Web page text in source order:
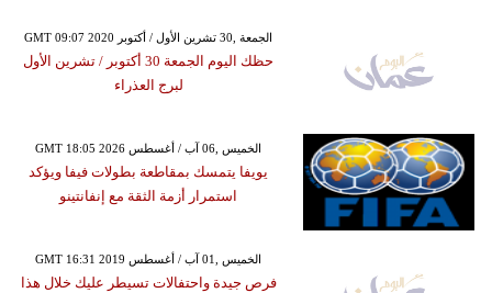
GMT 09:07 2020 الجمعة ,30 تشرين الأول / أكتوبر
حظك اليوم الجمعة 30 أكتوبر / تشرين الأول
لبرج العذراء
GMT 18:05 2026 الخميس ,06 آب / أغسطس
يويفا يتمسك بمقاطعة بطولات فيفا ويؤكد
استمرار أزمة الثقة مع إنفانتينو
GMT 16:31 2019 الخميس ,01 آب / أغسطس
فرص جيدة واحتفالات تسيطر عليك خلال هذا